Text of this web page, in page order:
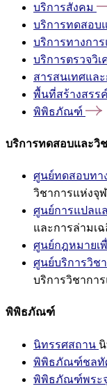
บริการสังคม
บริการทดสอบ
บริการทางกา
บริการตรวจวิ
สารสนเทศแล
พื้นที่สร้างสรรค์
พิพิธภัณฑ์
บริการทดสอบและวิ
ศูนย์ทดสอบทา
วิชาการแห่งจุ
ศูนย์การแปลแ
และการล่ามเ
ศูนย์กฎหมายเ
ศูนย์บริการวิช
บริการวิชากา
พิพิธภัณฑ์
นิทรรศสถาน
พิพิธภัณฑ์ชลทั
พิพิธภัณฑ์พระ